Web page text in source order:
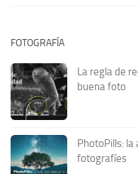
FOTOGRAFÍA
La regla de
buena foto
PhotoPills: la
fotografíes